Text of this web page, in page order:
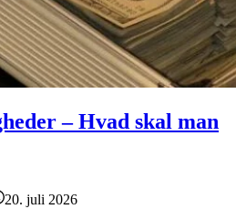
– Hvad skal man
20. juli 2026